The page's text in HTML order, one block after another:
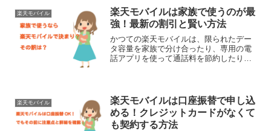
ざわざ事前に会員登録をするのが面倒に
感じたり、手続きが複雑に...
楽天モバイル
楽天モバイルは家族で使うのが最
強！最新の割引と賢い方法
かつての楽天モバイルは、限られたデー
タ容量を家族で分け合ったり、専用の電
話アプリを使って通話料を節約したりす
のサービス内容を根本から見...
楽天モバイル
楽天モバイルは口座振替で申し込
める！クレジットカードがなくて
も契約する方法